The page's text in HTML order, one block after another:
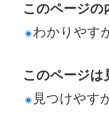
このページ
わかりやす
このページ
見つけやす